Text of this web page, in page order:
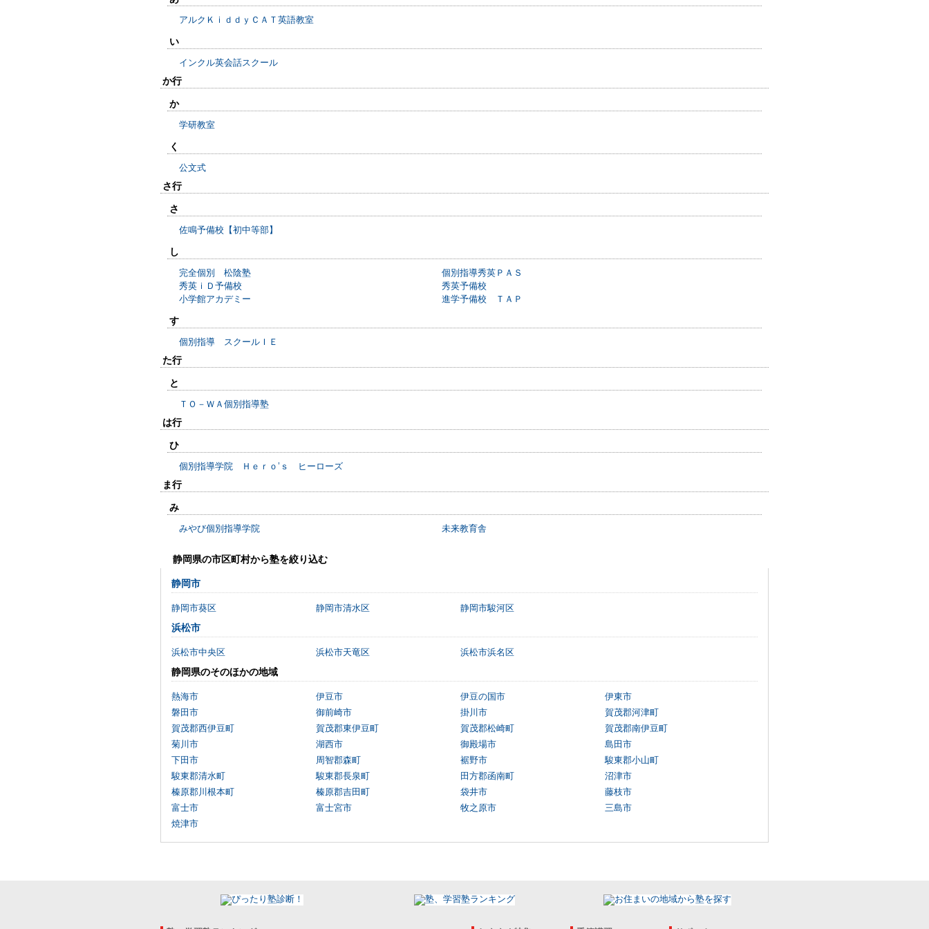
アルクＫｉｄｄｙＣＡＴ英語教室
い
インクル英会話スクール
か行
か
学研教室
く
公文式
さ行
さ
佐鳴予備校【初中等部】
し
完全個別 松陰塾
個別指導秀英ＰＡＳ
秀英ｉＤ予備校
秀英予備校
小学館アカデミー
進学予備校 ＴＡＰ
す
個別指導 スクールＩＥ
た行
と
ＴＯ－ＷＡ個別指導塾
は行
ひ
個別指導学院 Ｈｅｒｏ’ｓ ヒーローズ
ま行
み
みやび個別指導学院 未来教育舎
静岡県の市区町村から塾を絞り込む
静岡市
静岡市葵区 静岡市清水区 静岡市駿河区
浜松市
浜松市中央区 浜松市天竜区 浜松市浜名区
静岡県のそのほかの地域
熱海市 伊豆市 伊豆の国市
伊東市
磐田市
御前崎市 掛川市
賀茂郡河津町
賀茂郡西伊豆町
賀茂郡東伊豆町 賀茂郡松崎町
賀茂郡南伊豆町
菊川市
湖西市 御殿場市
島田市
下田市
周智郡森町 裾野市
駿東郡小山町
駿東郡清水町
駿東郡長泉町 田方郡函南町
沼津市
榛原郡川根本町
榛原郡吉田町 袋井市
藤枝市
富士市
富士宮市 牧之原市
三島市
焼津市